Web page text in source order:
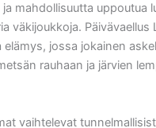
ja mahdollisuutta uppoutua
väkijoukkoja. Päivävaellus
jossa jokainen
rauhaan ja järvien
vaihtelevat